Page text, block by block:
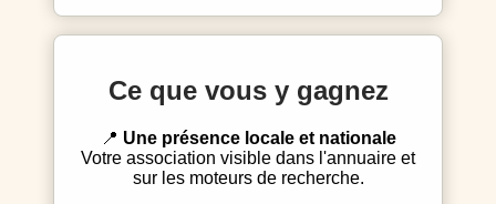
Ce que vous y gagnez
Une présence locale et nationale
Votre association visible dans l'annuaire et
sur les moteurs de recherche.